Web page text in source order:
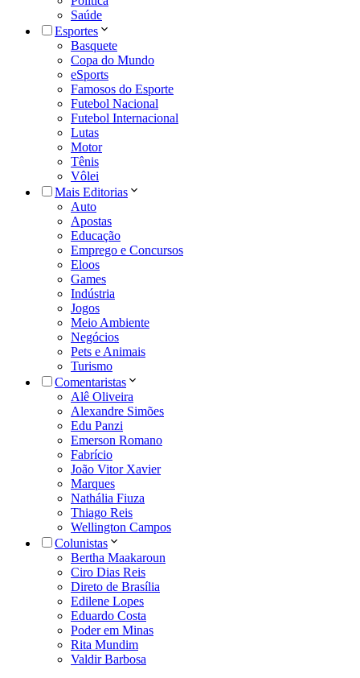
Saúde
Esportes
Basquete
Copa do Mundo
eSports
Famosos do Esporte
Futebol Nacional
Futebol Internacional
Lutas
Motor
Tênis
Vôlei
Mais Editorias
Auto
Apostas
Educação
Emprego e Concursos
Eloos
Games
Indústria
Jogos
Meio Ambiente
Negócios
Pets e Animais
Turismo
Comentaristas
Alê Oliveira
Alexandre Simões
Edu Panzi
Emerson Romano
Fabrício
João Vitor Xavier
Marques
Nathália Fiuza
Thiago Reis
Wellington Campos
Colunistas
Bertha Maakaroun
Ciro Dias Reis
Direto de Brasília
Edilene Lopes
Eduardo Costa
Poder em Minas
Rita Mundim
Valdir Barbosa